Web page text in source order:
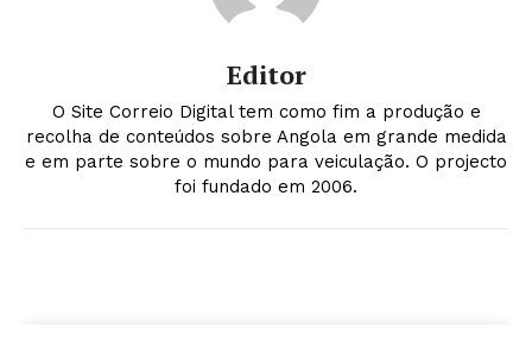
Editor
O Site Correio Digital tem como fim a produção e
recolha de conteúdos sobre Angola em grande medida
e em parte sobre o mundo para veiculação. O projecto
foi fundado em 2006.